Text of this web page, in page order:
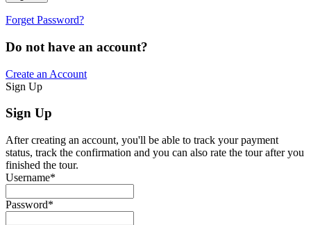
Forget Password?
Do not have an account?
Create an Account
Sign Up
Sign Up
After creating an account, you'll be able to track your payment
status, track the confirmation and you can also rate the tour after you
finished the tour.
Username*
Password*